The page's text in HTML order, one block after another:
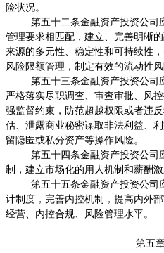
险状况。
第五十二条金融资产投资公司
管理要求相匹配，建立、完善明晰
来源的多元性、稳定性和可持续性
风险限额管理，制定有效的流动性风
第五十三条金融资产投资公司
严格落实尽职调查、审查审批、风
强监督约束，防范超越权限或者违
估、泄露商业秘密谋取非法利益、
留隐匿或私分资产等操作风险。
第五十四条金融资产投资公司
制，建立市场化的用人机制和薪酬激
第五十五条金融资产投资公司
计制度，完善内控机制，提高内外
经营、内控合规、风险管理水平。
第五